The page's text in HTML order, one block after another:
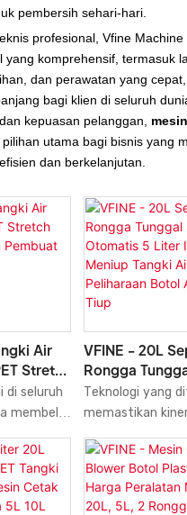
pembersih sehari-hari.
profesional, Vfine
yang komprehensif, termasuk
dan perawatan yang
bagi klien di seluruh
kepuasan pelanggan,
utama bagi bisnis yang
dan berkelanjutan.
Air
Stretch
Blowing
di seluruh
membeli
Air
VFINE - 20L
Rongga
Otomatis 5
Meniup Tangki
Cetakan Tiup
Teknologi yang
memastikan
Hewan
Rongga Tunggal,
Otomatis, 5